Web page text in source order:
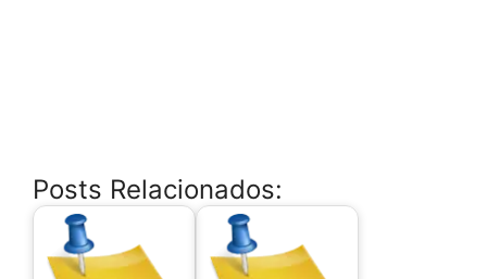
Posts Relacionados: